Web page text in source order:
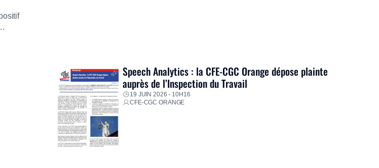
Speech Analytics : la CFE-CGC Orange dépose plainte
auprès de l’Inspection du Travail
19 JUIN 2026 - 10H16
CFE-CGC ORANGE